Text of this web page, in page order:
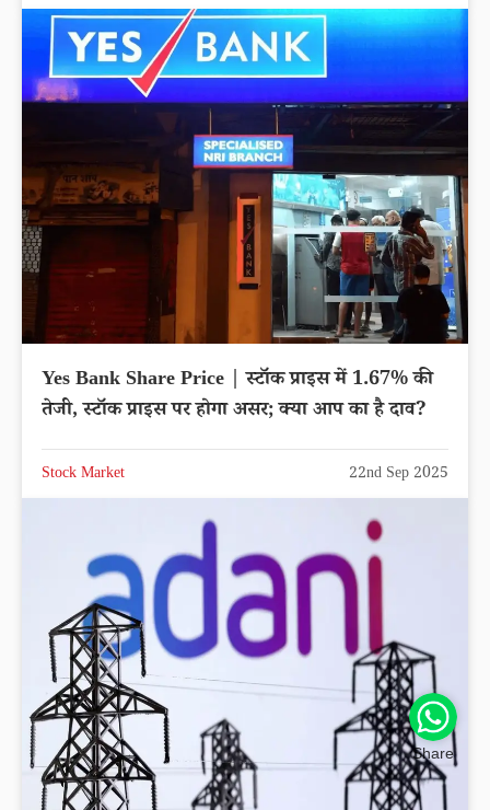
Yes Bank Share Price | स्टॉक प्राइस में 1.67% की
तेजी, स्टॉक प्राइस पर होगा असर; क्या आप का है दाव?
Stock Market 22nd Sep 2025
Share